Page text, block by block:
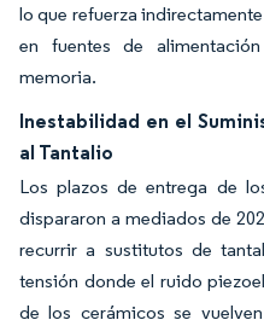
lo que refuerza
en fuentes de
memoria.
Inestabilidad en el
al Tantalio
Los plazos de entrega de
dispararon a mediados de
recurrir a sustitutos de
tensión donde el ruido
de los cerámicos se